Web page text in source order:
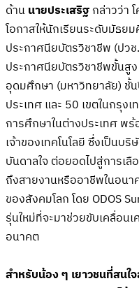
ด้านนายประเสริฐกล่าวว่า
โอกาสให้นักเรียนระดับมัธย
ประกาศนียบัตรวิชาชีพ (ปว
ประกาศนียบัตรวิชาชีพขั้นสู
อุดมศึกษา (มหาวิทยาลัย) ชั้
ประเทศ และ 50 เขตในกรุง
การศึกษาในต่างประเทศ พ
เจ้าของเทคโนโลยี ซึ่งเป็นบ
บันดาลใจ ต่อยอดไปสู่การเ
ถึงสายงานหรืออาชีพในอน
ของสังคมโลก โดย ODOS
รุ่นใหม่ที่จะมาช่วยขับเคลื่อน
อนาคต
สำหรับน้องๆ เยาวชนที่สนใ